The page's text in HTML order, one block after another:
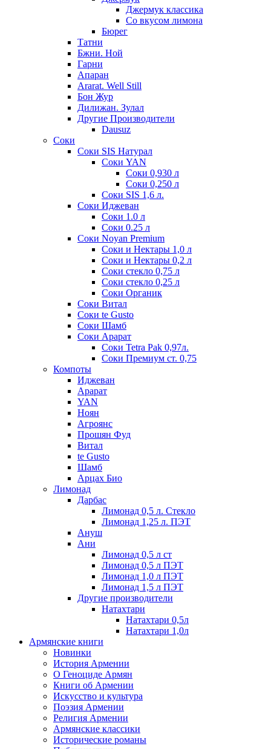
Джермук классика
Со вкусом лимона
Бюрег
Татни
Бжни. Ной
Гарни
Апаран
Ararat. Well Still
Бон Жур
Дилижан. Зулал
Другие Производители
Dausuz
Соки
Соки SIS Натурал
Соки YAN
Соки 0,930 л
Соки 0,250 л
Соки SIS 1,6 л.
Соки Иджеван
Соки 1.0 л
Соки 0.25 л
Соки Noyan Premium
Соки и Нектары 1,0 л
Соки и Нектары 0,2 л
Соки стекло 0,75 л
Соки стекло 0,25 л
Соки Органик
Соки Витал
Соки te Gusto
Соки Шамб
Соки Арарат
Соки Tetra Pak 0,97л.
Соки Премиум ст. 0,75
Компоты
Иджеван
Арарат
YAN
Ноян
Агроянс
Прошян Фуд
Витал
te Gusto
Шамб
Арцах Био
Лимонад
Дарбас
Лимонад 0,5 л. Стекло
Лимонад 1,25 л. ПЭТ
Ануш
Ани
Лимонад 0,5 л ст
Лимонад 0,5 л ПЭТ
Лимонад 1,0 л ПЭТ
Лимонад 1,5 л ПЭТ
Другие производители
Натахтари
Натахтари 0,5л
Натахтари 1,0л
Армянские книги
Новинки
История Армении
О Геноциде Армян
Книги об Армении
Иcкусство и культура
Поэзия Армении
Религия Армении
Армянские классики
Исторические романы